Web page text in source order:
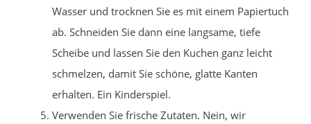
Wasser und trocknen Sie es mit einem Papiertuch
ab. Schneiden Sie dann eine langsame, tiefe
Scheibe und lassen Sie den Kuchen ganz leicht
schmelzen, damit Sie schöne, glatte Kanten
erhalten. Ein Kinderspiel.
Verwenden Sie frische Zutaten. Nein, wir